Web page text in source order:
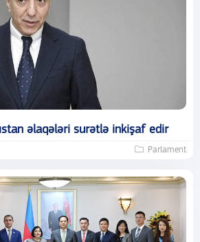
əlaqələri surətlə inkişaf edir
Parlament